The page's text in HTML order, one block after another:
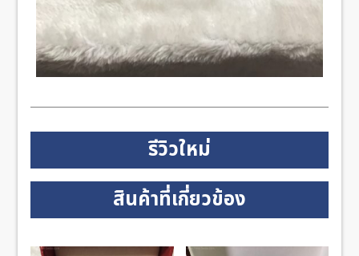
รีวิวใหม่
สินค้าที่เกี่ยวข้อง